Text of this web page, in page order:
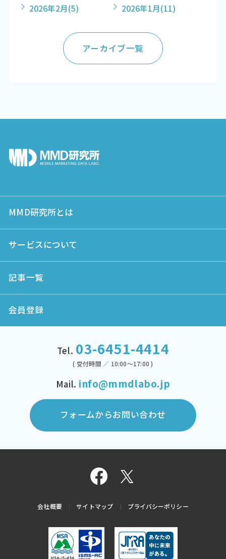
2026年2月(5) 2026年1月(11)
アーカイブ一覧
MMD研究所とは
サービスについて
記事一覧
会員登録
Tel. 03-6451-4414
( 受付時間 ／ 10:00～17:00 )
Mail. info@mmdlabo.jp
フォームからお問い合わせ
会社概要 サイトマップ プライバシーポリシー